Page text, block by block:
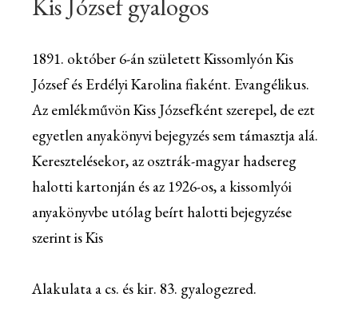
Kis József gyalogos
1891. október 6-án született Kissomlyón Kis
József és Erdélyi Karolina fiaként. Evangélikus.
Az emlékművön Kiss Józsefként szerepel, de ezt
egyetlen anyakönyvi bejegyzés sem támasztja alá.
Keresztelésekor, az osztrák-magyar hadsereg
halotti kartonján és az 1926-os, a kissomlyói
anyakönyvbe utólag beírt halotti bejegyzése
szerint is Kis
Alakulata a cs. és kir. 83. gyalogezred.